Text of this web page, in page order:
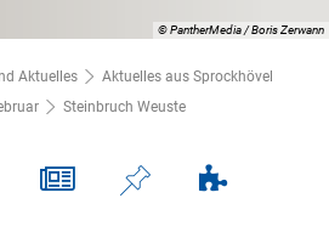
© PantherMedia / Boris Zerwann
Aktuelles
Aktuelles aus Sprockhövel
Steinbruch Weuste